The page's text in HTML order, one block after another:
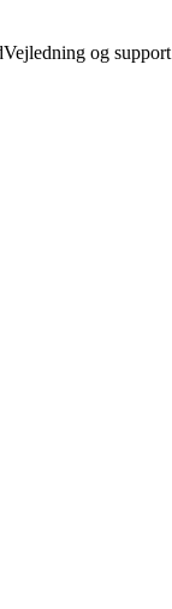
Vejledning og support